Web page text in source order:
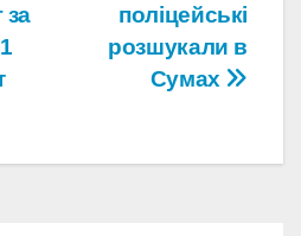
поліцейські
розшукали в
Сумах
за